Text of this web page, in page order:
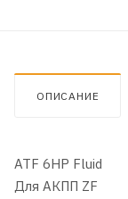
ОПИСАНИЕ
ATF 6HP Fluid
Для АКПП ZF